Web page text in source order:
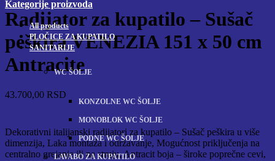
Kategorije proizvoda
Allproducts
PLOČICE ZA KUPATILO
SANITARIJE
WC ŠOLJE
KONZOLNE WC ŠOLJE
MONOBLOK WC ŠOLJE
PODNE WC ŠOLJE
LAVABO ZA KUPATILO
Radijator za kupatilo – Sušač
peškira VENEZIA 151 x 50 cm
Antracite
43.700,00 RSD
Dekorativni italijanski radijatori za kupatilo – Sušač peškira u više
dimenzija, Laka montaža i održavanje, Mogućnost priključenja na
centralno grejanje ili na struju, Antracit boja – široke poprečne cevi,